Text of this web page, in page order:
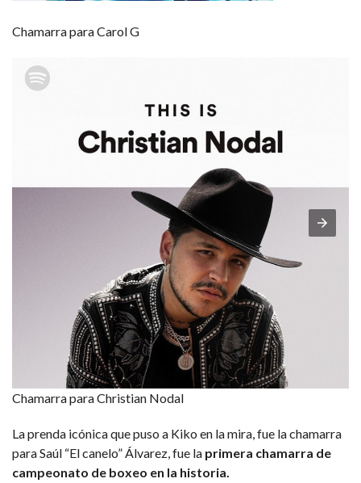
Chamarra para Carol G
Chamarra para Christian Nodal
La prenda icónica que puso a Kiko en la mira, fue la chamarra
para Saúl “El canelo” Álvarez, fue la primera chamarra de
campeonato de boxeo en la historia.